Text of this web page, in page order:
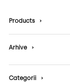
Products ›
Arhive ›
Categorii ›